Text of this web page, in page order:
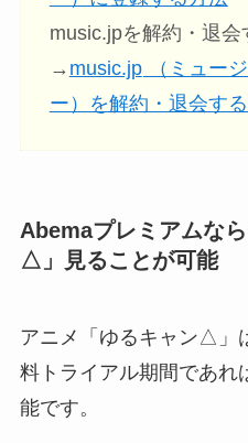
music.jpを解約・退会
→ music.jp （ミュー
ー）を解約・退会す
Abemaプレミアムなら
△」見ることが可能
アニメ「ゆるキャン△」
料トライアル期間であれ
能です。